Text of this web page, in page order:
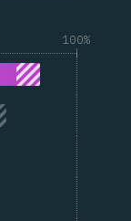
100%